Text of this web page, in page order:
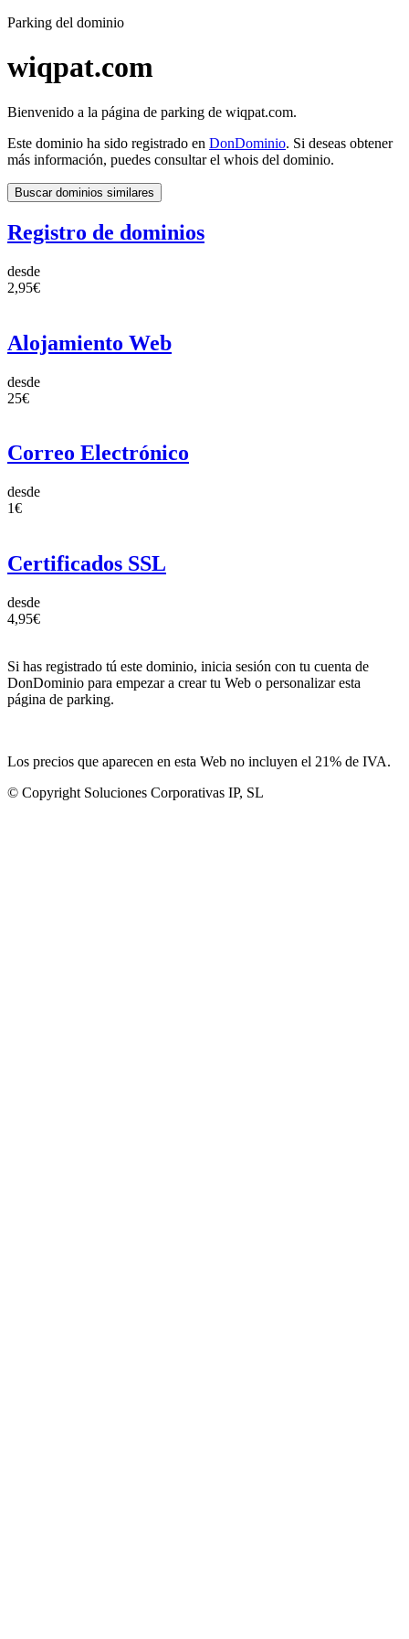
Parking del dominio
wiqpat.com
Bienvenido a la página de parking de wiqpat.com.
Este dominio ha sido registrado en DonDominio. Si deseas obtener
más información, puedes consultar el whois del dominio.
Buscar dominios similares
Registro de dominios
desde
2,95€
Alojamiento Web
desde
25€
Correo Electrónico
desde
1€
Certificados SSL
desde
4,95€
Si has registrado tú este dominio, inicia sesión con tu cuenta de
DonDominio para empezar a crear tu Web o personalizar esta
página de parking.
Los precios que aparecen en esta Web no incluyen el 21% de IVA.
© Copyright Soluciones Corporativas IP, SL